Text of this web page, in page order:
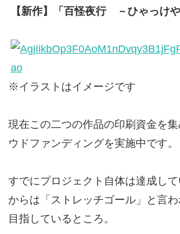
【新作】「百怪夜行 －ひゃっけや
※イラストはイメージです
現在この二つの作品の印刷資金を
ウドファンディングを実施中です。
すでにプロジェクト自体は達成し
からは「ストレッチゴール」と言
目指しているところ。